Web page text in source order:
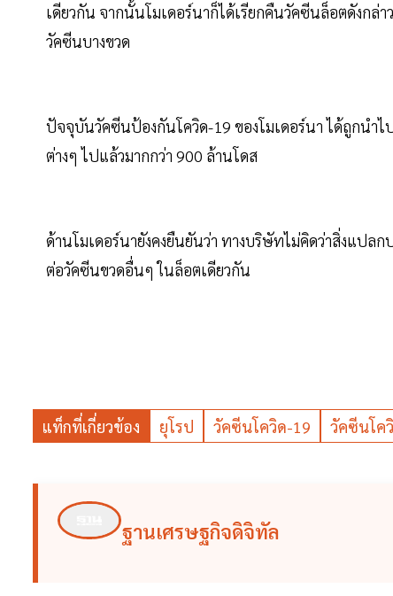
เดียวกัน จากนั้นโมเดอร์นาก็ได้เรียกคืนวัคซีนล็อตดังก
วัคซีนบางขวด
ปัจจุบันวัคซีนป้องกันโควิด-19 ของโมเดอร์นา ได้ถูกนำไ
ต่างๆ ไปแล้วมากกว่า 900 ล้านโดส
ด้านโมเดอร์นายังคงยืนยันว่า ทางบริษัทไม่คิดว่าสิ่งแปล
ต่อวัคซีนขวดอื่นๆ ในล็อตเดียวกัน
แท็กที่เกี่ยวข้อง ยุโรป วัคซีนโควิด-19 วัคซีนโค
ฐานเศรษฐกิจดิจิทัล